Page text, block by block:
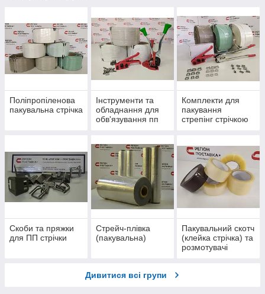
Поліпропіленова
пакувальна стрічка
Інструменти та
обладнання для
обв'язування пп
Комплекти для
пакування
стрепінг стрічкою
Скоби та пряжки
для ПП стрічки
Стрейч-плівка
(пакувальна)
Пакувальний скотч
(клейка стрічка) та
розмотувачі
Дивитися всі групи